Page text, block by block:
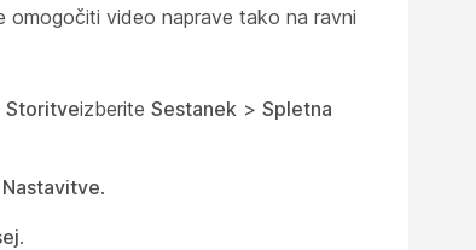
video naprave tako na ravni
Storitveizberite Sestanek > Spletna
Nastavitve.
.